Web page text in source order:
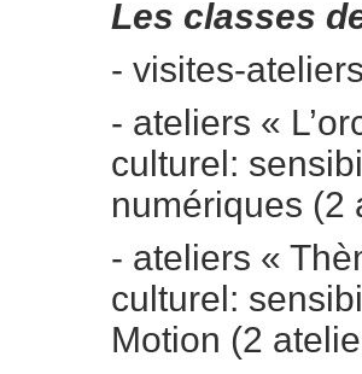
Les classes
- visites-
- ateliers «
culturel:
numériques (2
- ateliers «
culturel:
Motion (2